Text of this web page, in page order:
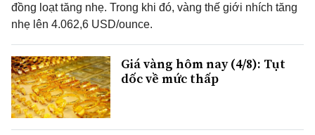
đồng loạt tăng nhẹ. Trong khi đó, vàng thế giới nhích tăng
nhẹ lên 4.062,6 USD/ounce.
Giá vàng hôm nay (4/8): Tụt
dốc về mức thấp